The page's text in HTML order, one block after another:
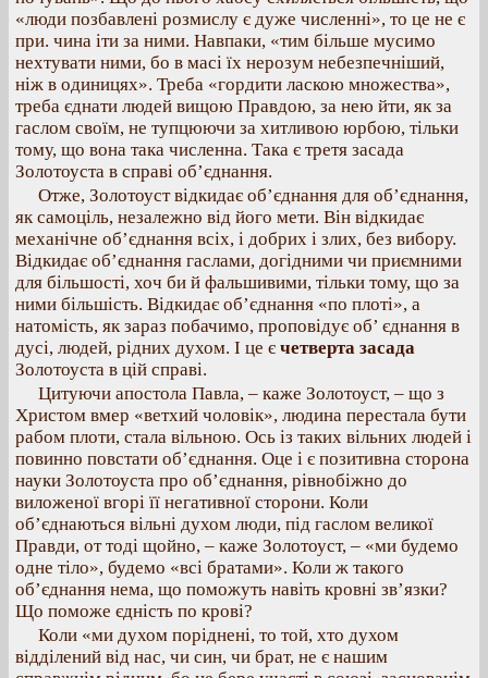
«люди позбавлені розмислу є дуже численні», то це не є
при. чина іти за ними. Навпаки, «тим більше мусимо
нехтувати ними, бо в масі їх нерозум небезпечніший,
ніж в одиницях». Треба «гордити ласкою множества»,
треба єднати людей вищою Правдою, за нею йти, як за
гаслом своїм, не тупцюючи за хитливою юрбою, тільки
тому, що вона така численна. Така є третя засада
Золотоуста в справі об’єднання.
Отже, Золотоуст відкидає об’єднання для об’єднання,
як самоціль, незалежно від його мети. Він відкидає
механічне об’єднання всіх, і добрих і злих, без вибору.
Відкидає об’єднання гаслами, догідними чи приємними
для більшості, хоч би й фальшивими, тільки тому, що за
ними більшість. Відкидає об’єднання «по плоті», а
натомість, як зараз побачимо, проповідує об’ єднання в
дусі, людей, рідних духом. І це є четверта засада
Золотоуста в цій справі.
Цитуючи апостола Павла, – каже Золотоуст, – що з
Христом вмер «ветхий чоловік», людина перестала бути
рабом плоти, стала вільною. Ось із таких вільних людей і
повинно повстати об’єднання. Оце і є позитивна сторона
науки Золотоуста про об’єднання, рівнобіжно до
виложеної вгорі її негативної сторони. Коли
об’єднаються вільні духом люди, під гаслом великої
Правди, от тоді щойно, – каже Золотоуст, – «ми будемо
одне тіло», будемо «всі братами». Коли ж такого
об’єднання нема, що поможуть навіть кровні зв’язки?
Що поможе єдність по крові?
Коли «ми духом поріднені, то той, хто духом
відділений від нас, чи син, чи брат, не є нашим